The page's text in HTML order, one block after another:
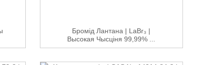
Бромід Лантана | LaBr₃ |
Высокая Чысціня 99,99% ...